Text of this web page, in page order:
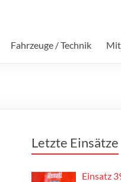
Fahrzeuge / Technik
Letzte Einsätze
Einsatz